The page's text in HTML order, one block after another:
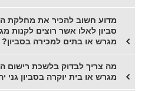
מדוע חשוב להכיר את מחלקת
סביון לאלו אשר רוצים לקנות
מגרש או בתים למכירה בסביון?
מה צריך לבדוק בלשכת רישום
מגרש או בית יוקרה בסביון גני